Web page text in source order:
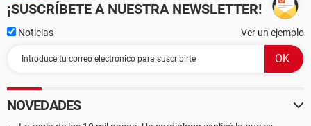
¡SUSCRÍBETE A NUESTRA NEWSLETTER!
Noticias Ver un ejemplo
NOVEDADES